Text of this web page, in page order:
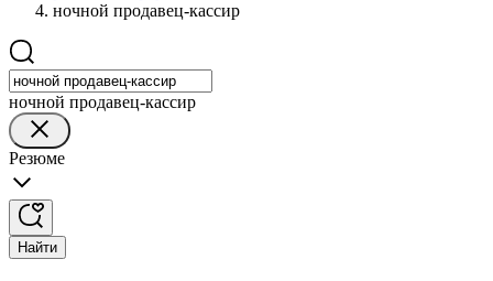
ночной продавец-кассир
ночной продавец-кассир
Резюме
Найти